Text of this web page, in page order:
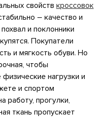
свойств кроссовок
– качество и
и поклонники
Покупатели
и мягкость обуви. Но
чтобы
нагрузки и
и спортом
работу, прогулки,
ткань пропускает